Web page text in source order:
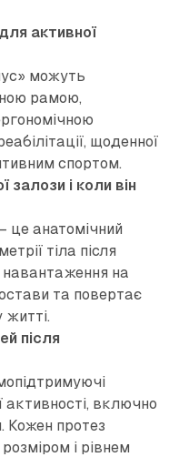
активної
можуть
рамою,
щоденної
спортом.
і коли він
це анатомічний
тіла після
навантаження на
та повертає
після
активності, включно
Кожен протез
і рівнем